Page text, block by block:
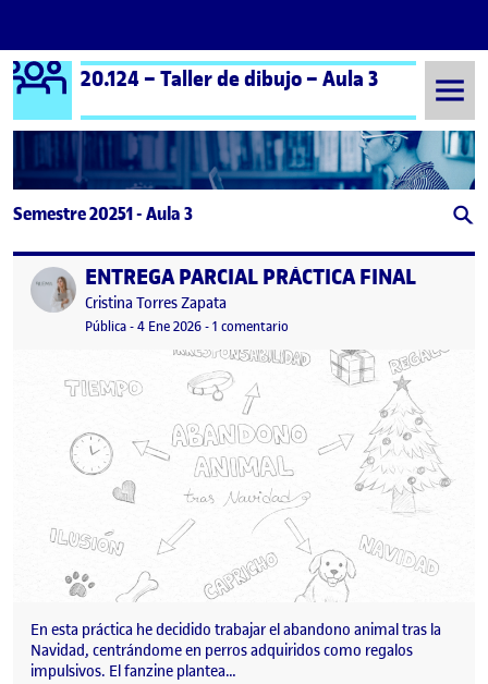
Saltar al contenido
Logo Ágora
20.124 – Taller de dibujo – Aula 3
Semestre 20251 - Aula 3
Publicado porENTREGA PARCIAL PRÁCTICA FINAL
Publicado por
Cristina Torres Zapata
Visibilidad:
Pública-Fecha de publicación
4 Ene 2026-1 comentario
En esta práctica he decidido trabajar el abandono animal tras la
Navidad, centrándome en perros adquiridos como regalos
impulsivos. El fanzine plantea…